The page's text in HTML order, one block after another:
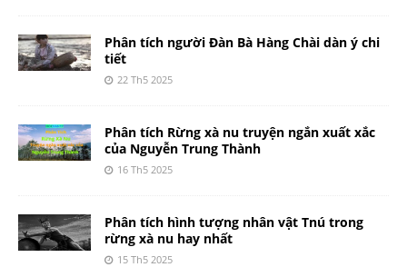
Phân tích người Đàn Bà Hàng Chài dàn ý chi
tiết
22 Th5 2025
Phân tích Rừng xà nu truyện ngắn xuất xắc
của Nguyễn Trung Thành
16 Th5 2025
Phân tích hình tượng nhân vật Tnú trong
rừng xà nu hay nhất
15 Th5 2025